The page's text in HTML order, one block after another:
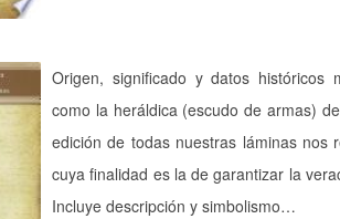
Origen, significado y datos históricos
como la heráldica (escudo de armas)
edición de todas nuestras láminas nos
cuya finalidad es la de garantizar la
Incluye descripción y simbolismo…